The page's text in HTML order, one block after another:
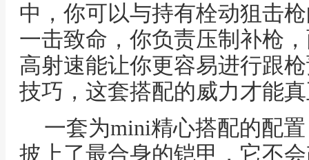
中，你可以与持有栓动狙击
一击致命，你负责压制补枪
高射速能让你更容易进行跟
技巧，这套搭配的威力才能
一套为mini精心搭配的配
披上了最合身的铠甲，它不